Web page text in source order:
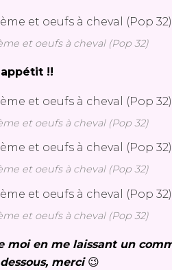
et oeufs à cheval (Pop 32)
!!
et oeufs à cheval (Pop 32)
et oeufs à cheval (Pop 32)
et oeufs à cheval (Pop 32)
moi en me laissant un
merci 😉